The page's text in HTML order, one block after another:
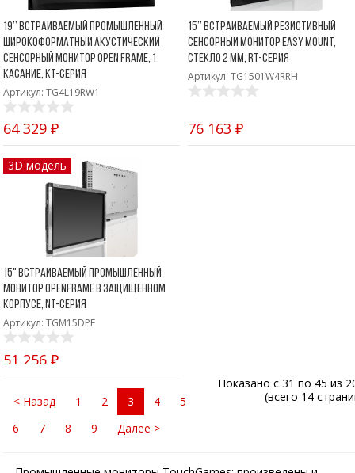
19’’ Встраиваемый промышленный
широкоформатный акустический
сенсорный монитор Open Frame, 1
касание, KT-серия
Артикул: TG4L19RW1
64 329 ₽
15’’ Встраиваемый резистивный
сенсорный монитор Easy Mount,
стекло 2 мм, RT-серия
Артикул: TG1501W4RRH
76 163 ₽
3D модель
15" Встраиваемый промышленный
монитор OpenFrame в защищенном
корпусе, NT-серия
Артикул: TGM15DPE
51 256 ₽
< Назад 1 2 3 4
5
6
7 8 9 Далее >
Показано с 31 по 45 из
(всего 14